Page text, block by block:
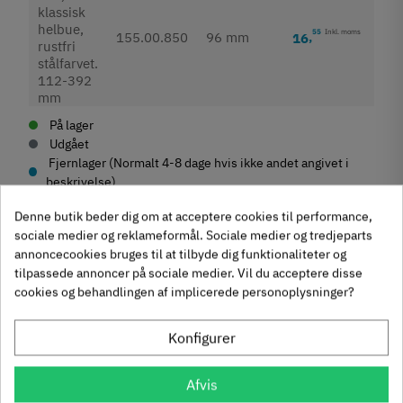
155.00.850 96 mm 16,55 Inkl. moms
På lager
Udgået
Fjernlager (Normalt 4-8 dage hvis ikke andet angivet i
beskrivelse)
Produktegenskaber
MærkerHaefele
Reference155.00.850
På lager4 Varer
Anmeldelser (0)
Andre købte også
Denne butik beder dig om at acceptere cookies til performance,
sociale medier og reklameformål. Sociale medier og tredjeparts
annoncecookies bruges til at tilbyde dig funktionaliteter og
tilpassede annoncer på sociale medier. Vil du acceptere disse
cookies og behandlingen af implicerede personoplysninger?
Konfigurer
Afvis